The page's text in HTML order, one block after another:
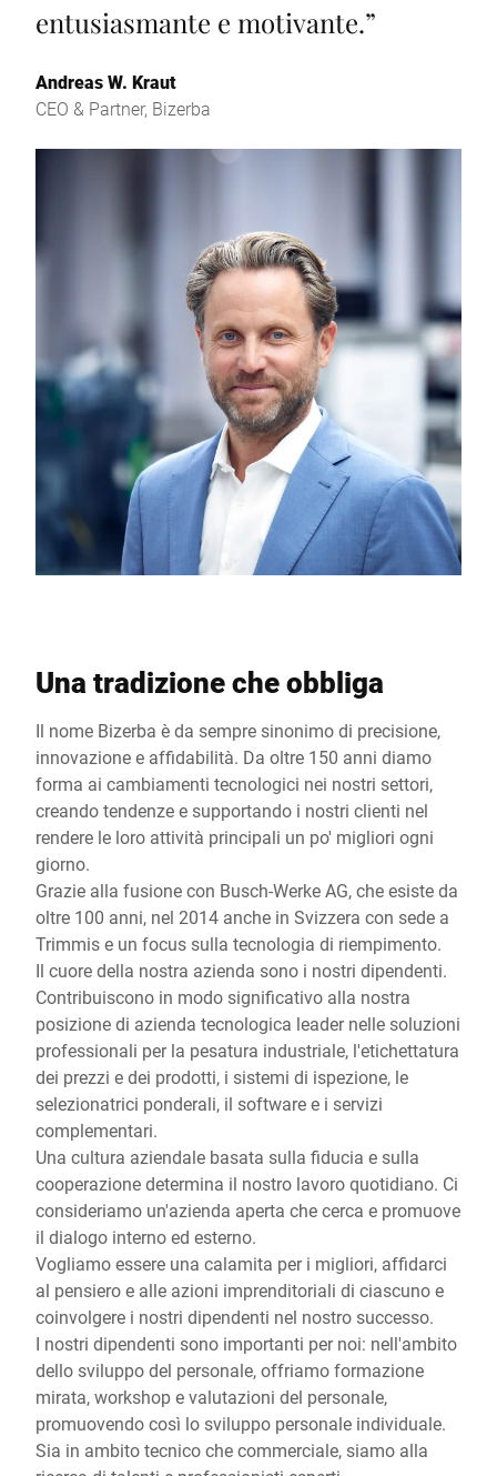
entusiasmante e motivante.”
Andreas W. Kraut
CEO & Partner, Bizerba
Una tradizione che obbliga
Il nome Bizerba è da sempre sinonimo di precisione,
innovazione e affidabilità. Da oltre 150 anni diamo
forma ai cambiamenti tecnologici nei nostri settori,
creando tendenze e supportando i nostri clienti nel
rendere le loro attività principali un po' migliori ogni
giorno.
Grazie alla fusione con Busch-Werke AG, che esiste da
oltre 100 anni, nel 2014 anche in Svizzera con sede a
Trimmis e un focus sulla tecnologia di riempimento.
Il cuore della nostra azienda sono i nostri dipendenti.
Contribuiscono in modo significativo alla nostra
posizione di azienda tecnologica leader nelle soluzioni
professionali per la pesatura industriale, l'etichettatura
dei prezzi e dei prodotti, i sistemi di ispezione, le
selezionatrici ponderali, il software e i servizi
complementari.
Una cultura aziendale basata sulla fiducia e sulla
cooperazione determina il nostro lavoro quotidiano. Ci
consideriamo un'azienda aperta che cerca e promuove
il dialogo interno ed esterno.
Vogliamo essere una calamita per i migliori, affidarci
al pensiero e alle azioni imprenditoriali di ciascuno e
coinvolgere i nostri dipendenti nel nostro successo.
I nostri dipendenti sono importanti per noi: nell'ambito
dello sviluppo del personale, offriamo formazione
mirata, workshop e valutazioni del personale,
promuovendo così lo sviluppo personale individuale.
Sia in ambito tecnico che commerciale, siamo alla